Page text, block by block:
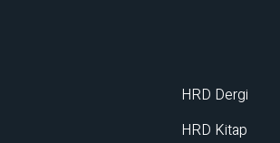
HRD Dergi
HRD Kitap